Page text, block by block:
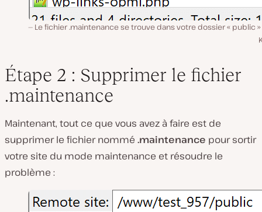
Le fichier .maintenance se trouve dans votre dossier « public
Étape 2 : Supprimer le fichier
.maintenance
Maintenant, tout ce que vous avez à faire est de
supprimer le fichier nommé .maintenance pour sortir
votre site du mode maintenance et résoudre le
problème :